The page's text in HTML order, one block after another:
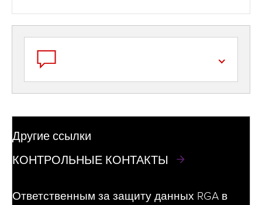
Другие ссылки
КОНТРОЛЬНЫЕ КОНТАКТЫ
Ответственным за защиту данных RGA в